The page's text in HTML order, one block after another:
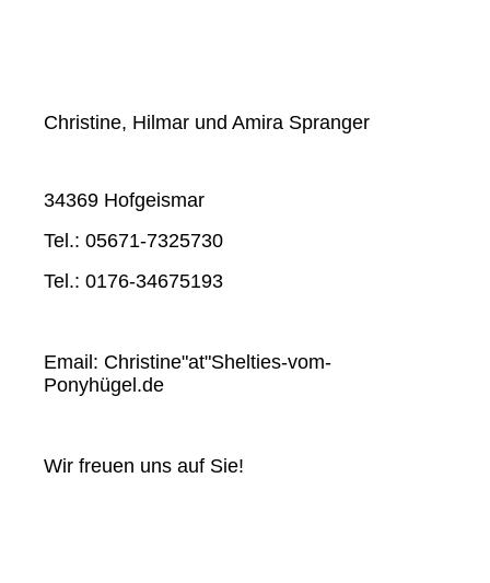
Christine, Hilmar und Amira Spranger
34369 Hofgeismar
Tel.: 05671-7325730
Tel.: 0176-34675193
Email: Christine"at"Shelties-vom-
Ponyhügel.de
Wir freuen uns auf Sie!